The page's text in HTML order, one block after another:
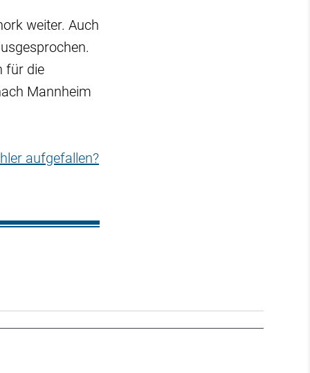
weiter. Auch
für die
Mannheim
aufgefallen?